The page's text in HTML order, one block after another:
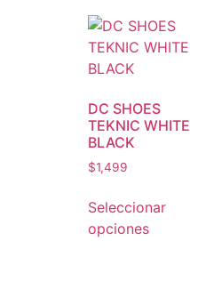
DC SHOES
TEKNIC WHITE
BLACK
$1,499
Seleccionar
opciones